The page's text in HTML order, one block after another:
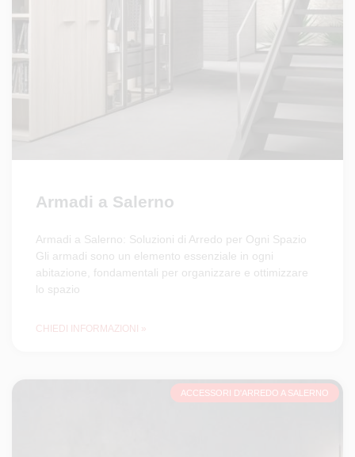
Armadi a Salerno
Armadi a Salerno: Soluzioni di Arredo per Ogni Spazio
Gli armadi sono un elemento essenziale in ogni
abitazione, fondamentali per organizzare e ottimizzare
lo spazio
CHIEDI INFORMAZIONI »
ACCESSORI D'ARREDO A SALERNO